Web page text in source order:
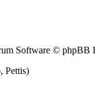
Software © phpBB
Pettis)